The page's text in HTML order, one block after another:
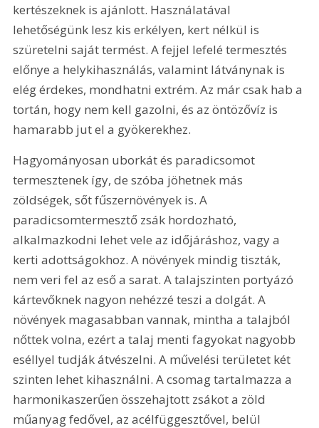
kertészeknek is ajánlott. Használatával
lehetőségünk lesz kis erkélyen, kert nélkül is
szüretelni saját termést. A fejjel lefelé termesztés
előnye a helykihasználás, valamint látványnak is
elég érdekes, mondhatni extrém. Az már csak hab a
tortán, hogy nem kell gazolni, és az öntözővíz is
hamarabb jut el a gyökerekhez.
Hagyományosan uborkát és paradicsomot
termesztenek így, de szóba jöhetnek más
zöldségek, sőt fűszernövények is. A
paradicsomtermesztő zsák hordozható,
alkalmazkodni lehet vele az időjáráshoz, vagy a
kerti adottságokhoz. A növények mindig tiszták,
nem veri fel az eső a sarat. A talajszinten portyázó
kártevőknek nagyon nehézzé teszi a dolgát. A
növények magasabban vannak, mintha a talajból
nőttek volna, ezért a talaj menti fagyokat nagyobb
eséllyel tudják átvészelni. A művelési területet két
szinten lehet kihasználni. A csomag tartalmazza a
harmonikaszerűen összehajtott zsákot a zöld
műanyag fedővel, az acélfüggesztővel, belül